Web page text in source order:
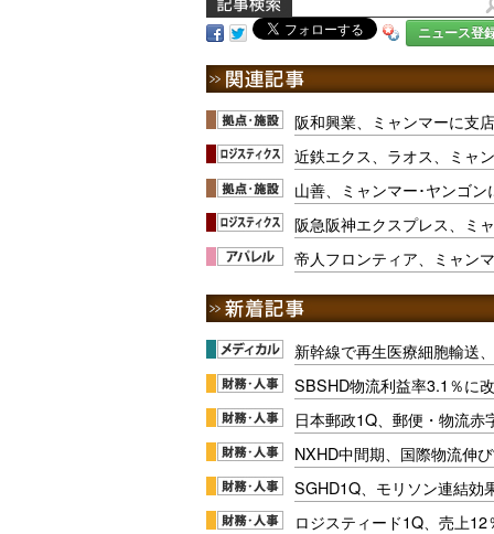
ニュース登
阪和興業、ミャンマーに支
近鉄エクス、ラオス、ミャ
山善、ミャンマー･ヤンゴン
阪急阪神エクスプレス、ミ
帝人フロンティア、ミャン
新幹線で再生医療細胞輸送
SBSHD物流利益率3.1％に
日本郵政1Q、郵便・物流赤
NXHD中間期、国際物流伸
SGHD1Q、モリソン連結効
ロジスティード1Q、売上